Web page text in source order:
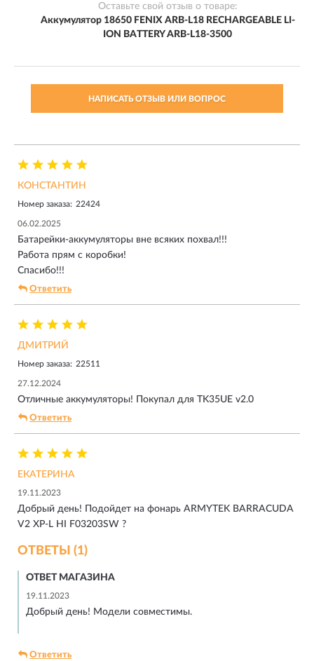
Оставьте свой отзыв о товаре:
Аккумулятор 18650 FENIX ARB-L18 RECHARGEABLE LI-
ION BATTERY ARB-L18-3500
НАПИСАТЬ ОТЗЫВ ИЛИ ВОПРОС
КОНСТАНТИН
Номер заказа: 22424
06.02.2025
Батарейки-аккумуляторы вне всяких похвал!!!
Работа прям с коробки!
Спасибо!!!
Ответить
ДМИТРИЙ
Номер заказа: 22511
27.12.2024
Отличные аккумуляторы! Покупал для TK35UE v2.0
Ответить
ЕКАТЕРИНА
19.11.2023
Добрый день! Подойдет на фонарь ARMYTEK BARRACUDA
V2 XP-L HI F03203SW ?
ОТВЕТЫ (1)
ОТВЕТ МАГАЗИНА
19.11.2023
Добрый день! Модели совместимы.
Ответить